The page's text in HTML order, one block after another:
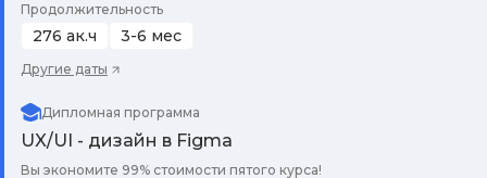
Продолжительность
276 ак.ч 3-6 мес
Другие даты
Дипломная программа
UX/UI - дизайн в Figma
Вы экономите 99% стоимости пятого курса!